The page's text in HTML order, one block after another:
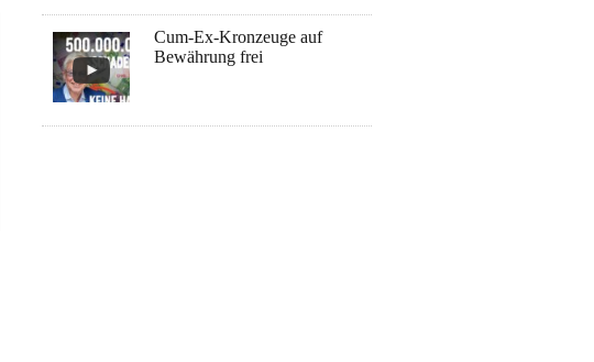
Cum-Ex-Kronzeuge auf
Bewährung frei